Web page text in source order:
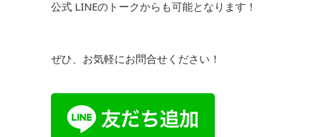
公式 LINEのトークからも可能となります！
ぜひ、お気軽にお問合せください！